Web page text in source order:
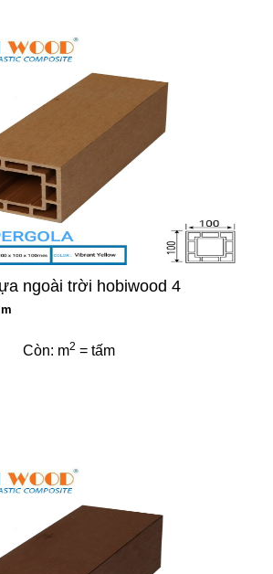
ngoài trời hobiwood 4
Còn: m2 = tấm